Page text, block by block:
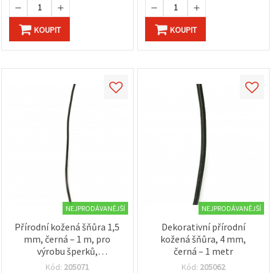
KOUPIT KOUPIT
NEJPRODÁVANĚJŠÍ
Přírodní kožená šňůra 1,5
mm, černá – 1 m, pro
výrobu šperků,
korálkování a kreativní
Kód: 205071
NEJPRODÁVANĚJŠÍ
Dekorativní přírodní
kožená šňůra, 4 mm,
černá – 1 metr
Kód: 205062